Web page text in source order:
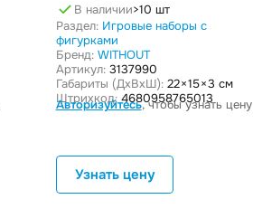
В наличии>10 шт
Раздел: Игровые наборы с
фигурками
Бренд: WITHOUT
Артикул: 3137990
Габариты (ДxВxШ): 22 × 15 × 3 см
Штрихкод: 4680958765013
Авторизуйтесь, чтобы узнать цену
Узнать цену